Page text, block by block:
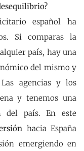
español ha
Si comparas la
país, hay una
del mismo y
agencias y los
y tenemos una
del país. En este
hacia España
emergiendo en